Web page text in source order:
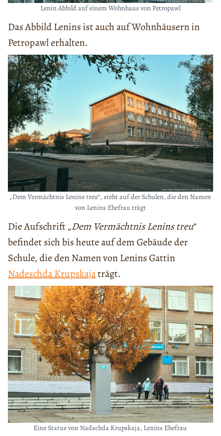
Lenin Abbild auf einem Wohnhaus von Petropawl
Das Abbild Lenins ist auch auf Wohnhäusern in
Petropawl erhalten.
„Dem Vermächtnis Lenins treu“, steht auf der Schulen, die den Namen
von Lenins Ehefrau trägt
Die Aufschrift „Dem Vermächtnis Lenins treu“
befindet sich bis heute auf dem Gebäude der
Schule, die den Namen von Lenins Gattin
Nadeschda Krupskajaträgt.
Eine Statue von Nadschda Krupskaja, Lenins Ehefrau